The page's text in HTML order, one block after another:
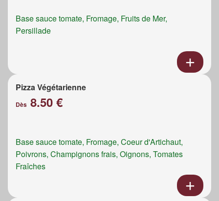
Base sauce tomate, Fromage, Fruits de Mer,
Persillade
Pizza Végétarienne
Dès 8.50 €
Base sauce tomate, Fromage, Coeur d'Artichaut,
Poivrons, Champignons frais, Oignons, Tomates
Fraîches